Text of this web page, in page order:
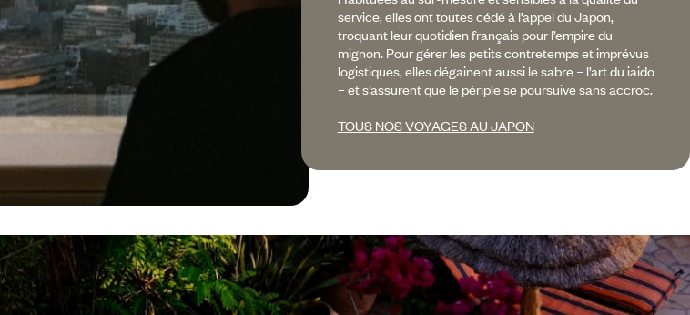
service, elles ont toutes cédé à l’appel du Japon,
troquant leur quotidien français pour l’empire du
mignon. Pour gérer les petits contretemps et imprévus
logistiques, elles dégainent aussi le sabre – l’art du iaido
– et s’assurent que le périple se poursuive sans accroc.
TOUS NOS VOYAGES AU JAPON